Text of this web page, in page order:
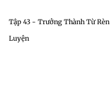
Tập 43 - Trưởng Thành Từ Rèn
Luyện